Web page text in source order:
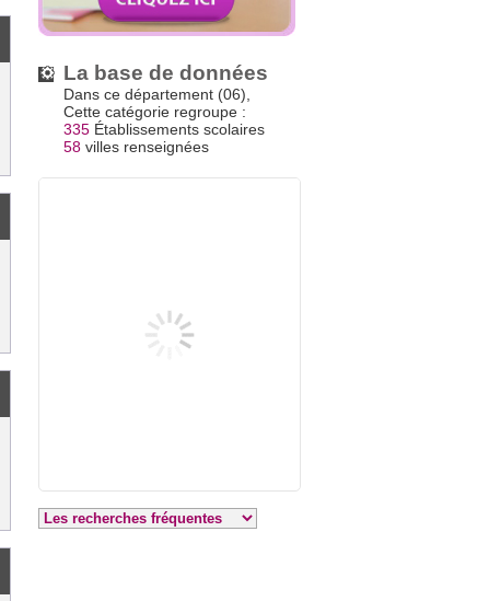
La base de données
Dans ce département (06),
Cette catégorie regroupe :
335 Établissements scolaires
58 villes renseignées